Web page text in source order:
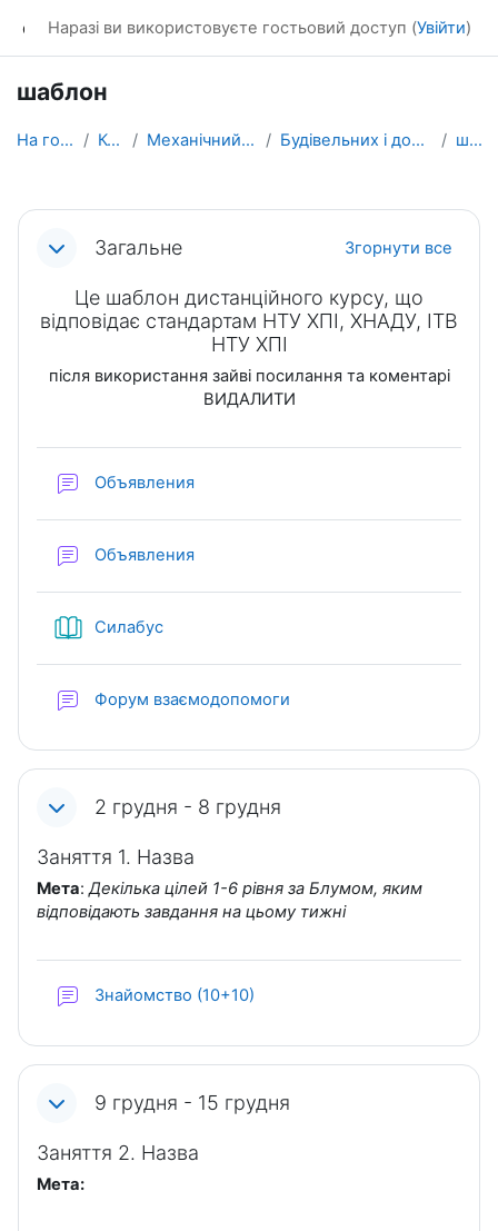
Наразі ви використовуєте гостьовий доступ (Увійти)
шаблон
На головну Курси Механічний факультет Будівельних і дорожніх машин шбл-1
Схема розділу
Загальне Згорнути все
Це шаблон дистанційного курсу, що
відповідає стандартам НТУ ХПІ, ХНАДУ, ІТВ
НТУ ХПІ
після використання зайві посилання та коментарі
ВИДАЛИТИ
Объявления
Объявления
СилабусКнига
Форум взаємодопомоги
2 грудня - 8 грудня
Заняття 1. Назва
Мета:Декілька цілей 1-6 рівня за Блумом, яким
відповідають завдання на цьому тижні
Знайомство (10+10)
9 грудня - 15 грудня
Заняття 2. Назва
Мета: